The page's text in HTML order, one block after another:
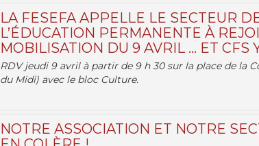
LA FESEFA APPELLE LE SECTEUR
L’ÉDUCATION PERMANENTE À
MOBILISATION DU 9 AVRIL … ET CFS
RDV jeudi 9 avril à partir de 9 h 30 sur la place de la
du Midi) avec le bloc Culture.
NOTRE ASSOCIATION ET NOTRE